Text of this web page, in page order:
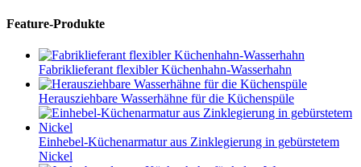
Feature-Produkte
Fabriklieferant flexibler Küchenhahn-Wasserhahn
Herausziehbare Wasserhähne für die Küchenspüle
Einhebel-Küchenarmatur aus Zinklegierung in gebürstetem
Nickel